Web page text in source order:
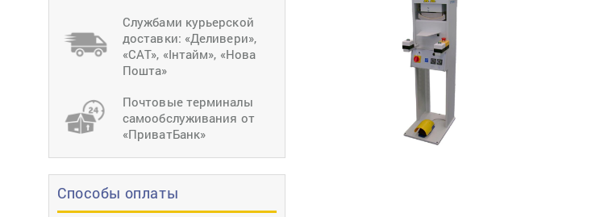
оборудование
Загибка деталей
Службами курьерской
доставки: «Деливери»,
«САТ», «Інтайм», «Нова
Пошта»
Почтовые терминалы
самообслуживания от
«ПриватБанк»
Способы оплаты